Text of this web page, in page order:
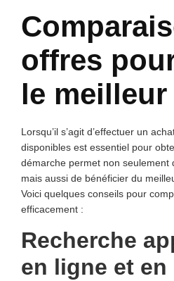
offres
le
Lorsqu’il s’agit d’effectuer un
disponibles est essentiel pour
démarche permet non seulement
mais aussi de bénéficier du
Voici quelques conseils pour
efficacement :
Recherche
en ligne et en